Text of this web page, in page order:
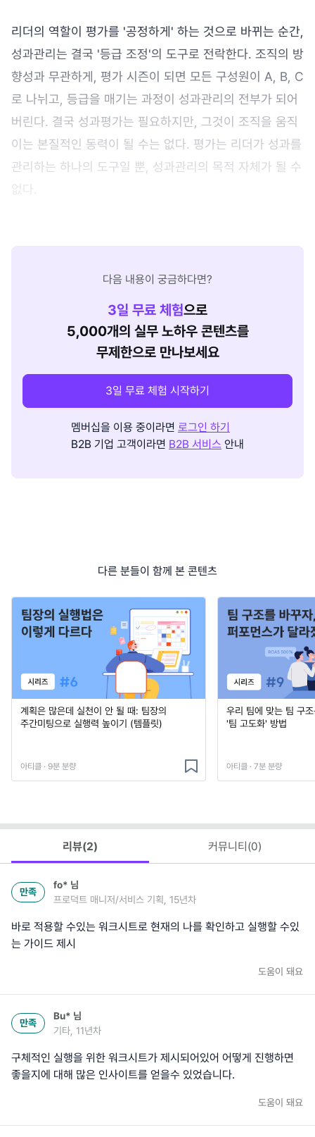
리더의 역할이 평가를 '공정하게' 하는 것으로 바뀌는 순간,
성과관리는 결국 '등급 조정'의 도구로 전락한다. 조직의 방
향성과 무관하게, 평가 시즌이 되면 모든 구성원이 A, B, C
로 나뉘고, 등급을 매기는 과정이 성과관리의 전부가 되어
버린다. 결국 성과평가는 필요하지만, 그것이 조직을 움직
이는 본질적인 동력이 될 수는 없다. 평가는 리더가 성과를
관리하는 하나의 도구일 뿐, 성과관리의 목적 자체가 될 수
없다.
다음 내용이 궁금하다면?
3일 무료 체험으로
5,000개의 실무 노하우 콘텐츠를
무제한으로 만나보세요
3일 무료 체험 시작하기
멤버십을 이용 중이라면 로그인 하기
B2B 기업 고객이라면 B2B 서비스 안내
다른 분들이 함께 본 콘텐츠
계획은 많은데 실천이 안 될 때: 팀장의
주간미팅으로 실행력 높이기 (템플릿)
아티클 · 9분 분량
우리 팀에 맞는 팀 구
'팀 고도화' 방법
아티클 · 7분 분량
리뷰(2) 커뮤니티(0)
만족
fo* 님
프로덕트 매니저/서비스 기획, 15년차
바로 적용할 수있는 워크시트로 현재의 나를 확인하고 실행할 수있
는 가이드 제시
도움이 돼요
만족
Bu* 님
기타, 11년차
구체적인 실행을 위한 워크시트가 제시되어있어 어떻게 진행하면
좋을지에 대해 많은 인사이트를 얻을수 있었습니다.
도움이 돼요